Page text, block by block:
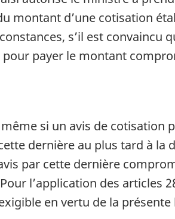
montant d’une cotisation
s’il est convaincu
pour payer le montant
si un avis de cotisation
dernière au plus tard à la
par cette dernière
l’application des articles
en vertu de la présente